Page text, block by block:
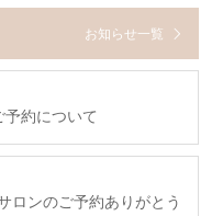
お知らせ一覧
予約について
ロンのご予約ありがとう